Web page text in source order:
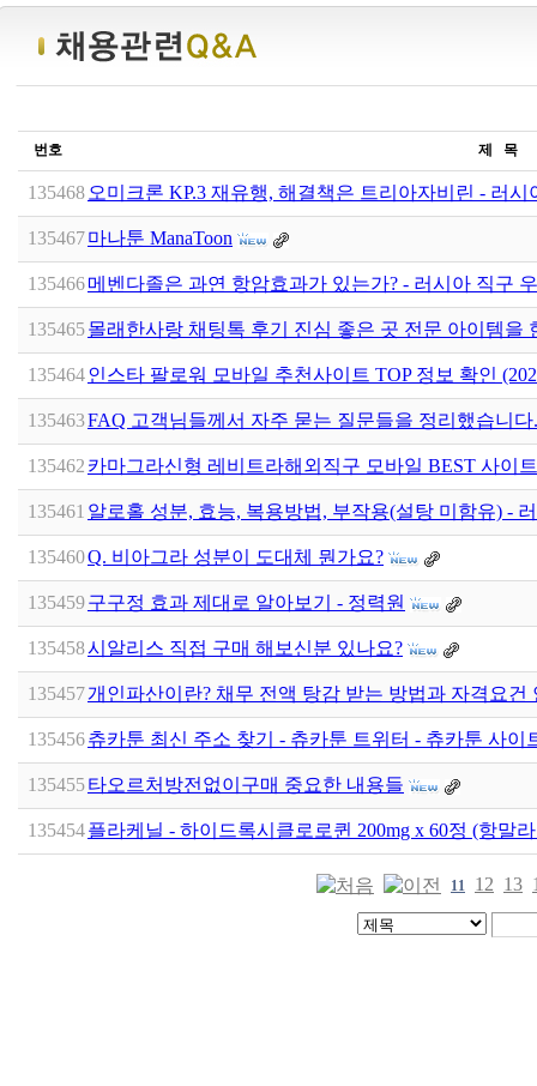
번호 제 목
135468 오미크론 KP.3 재유행, 해결책은 트리아자비린 - 러
135467마나툰 ManaToon
135466메벤다졸은 과연 항암효과가 있는가? - 러시아 직구
135465몰래한사랑 채팅톡 후기 진심 좋은 곳 전문 아이템을
135464인스타 팔로워 모바일 추천사이트 TOP 정보 확인
135463FAQ 고객님들께서 자주 묻는 질문들을 정리했습니다.
135462 카마그라신형 레비트라해외직구 모바일 BEST 사이
135461 알로홀 성분, 효능, 복용방법, 부작용(설탕 미함유) -
135460Q. 비아그라 성분이 도대체 뭔가요?
135459구구정 효과 제대로 알아보기 - 정력원
135458시알리스 직접 구매 해보신분 있나요?
135457개인파산이란? 채무 전액 탕감 받는 방법과 자격요건
135456츄카툰 최신 주소 찾기 - 츄카툰 트위터 - 츄카툰 사이
135455타오르처방전없이구매 중요한 내용들
135454플라케닐 - 하이드록시클로로퀸 200mg x 60정 (항말
11 12 13